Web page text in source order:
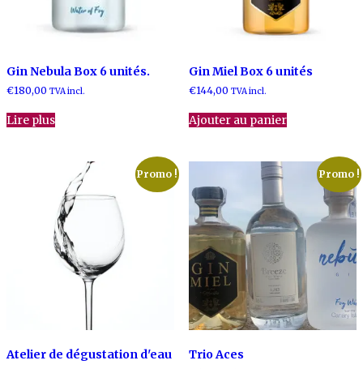
Gin Nebula Box 6 unités.
€180,00 TVA incl.
Lire plus
Gin Miel Box 6 unités
€144,00 TVA incl.
Ajouter au panier
Promo !
Atelier de dégustation d'eau
Promo !
Trio Aces